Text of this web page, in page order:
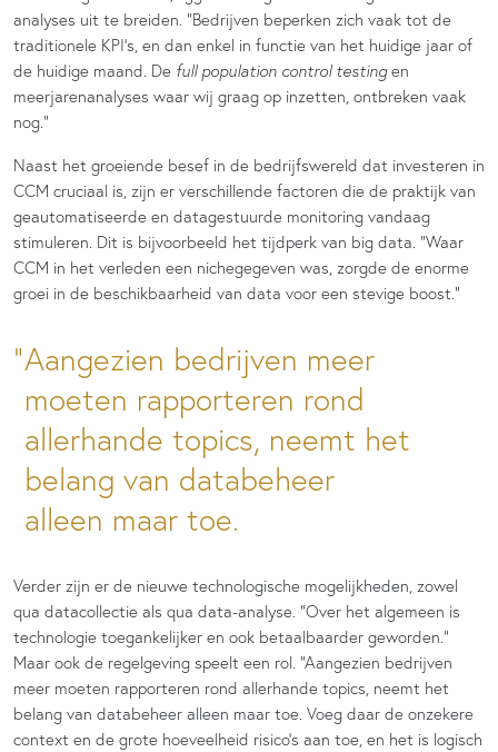
analyses uit te breiden. “Bedrijven beperken zich vaak tot de
traditionele KPI’s, en dan enkel in functie van het huidige jaar of
de huidige maand. De full population control testingen
meerjarenanalyses waar wij graag op inzetten, ontbreken vaak
nog.”
Naast het groeiende besef in de bedrijfswereld dat investeren in
CCM cruciaal is, zijn er verschillende factoren die de praktijk van
geautomatiseerde en datagestuurde monitoring vandaag
stimuleren. Dit is bijvoorbeeld het tijdperk van big data. “Waar
CCM in het verleden een nichegegeven was, zorgde de enorme
groei in de beschikbaarheid van data voor een stevige boost.”
Aangezien bedrijven meer
moeten rapporteren rond
allerhande topics, neemt het
belang van databeheer
alleen maar toe.
Verder zijn er de nieuwe technologische mogelijkheden, zowel
qua datacollectie als qua data-analyse. “Over het algemeen is
technologie toegankelijker en ook betaalbaarder geworden.”
Maar ook de regelgeving speelt een rol. “Aangezien bedrijven
meer moeten rapporteren rond allerhande topics, neemt het
belang van databeheer alleen maar toe. Voeg daar de onzekere
context en de grote hoeveelheid risico’s aan toe, en het is logisch